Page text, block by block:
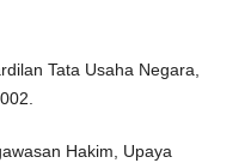
Tata Usaha Negara,
Hakim, Upaya